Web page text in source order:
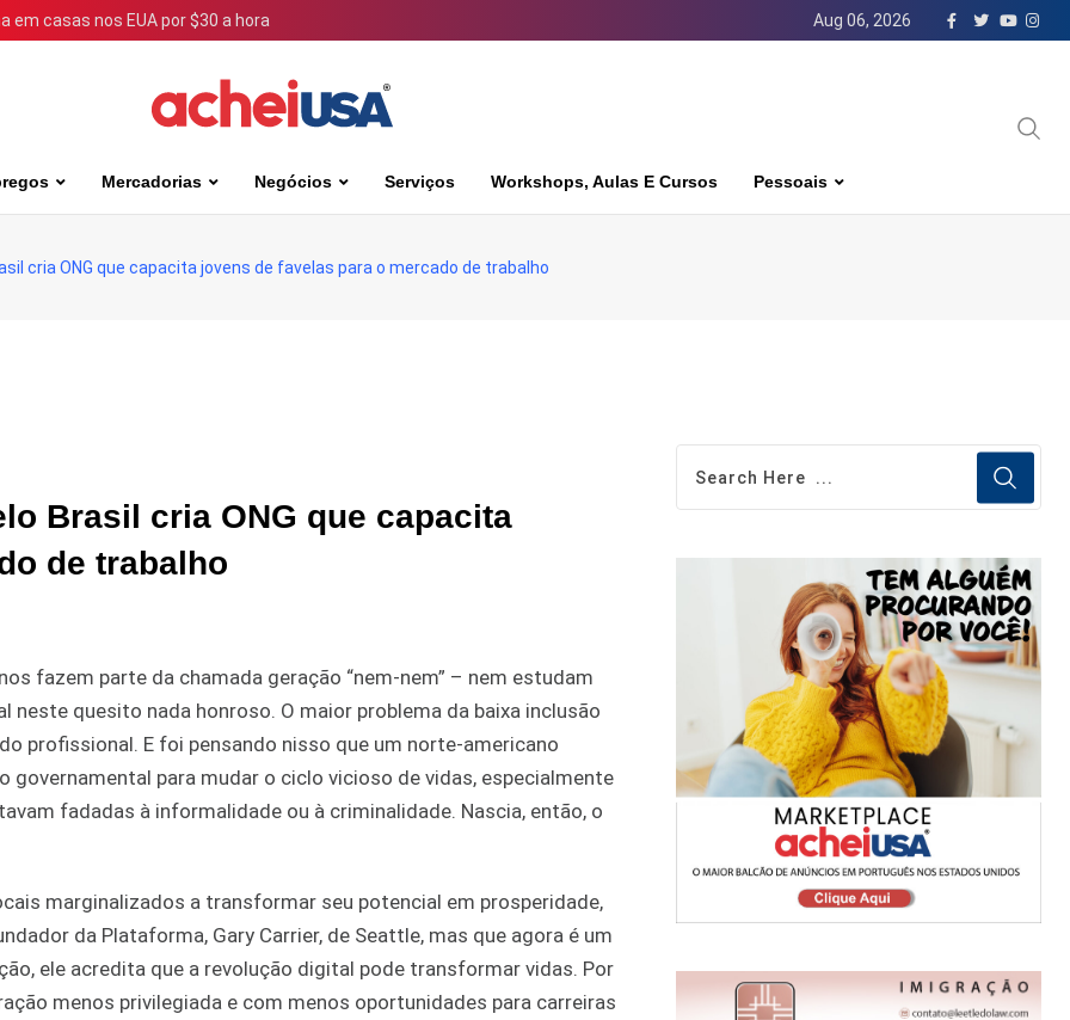
casas nos EUA por $30 a hora Aug 06, 2026
Mercadorias Negócios Serviços Workshops, Aulas E Cursos Pessoais
cria ONG que capacita jovens de favelas para o mercado de trabalho
Brasil cria ONG que capacita
de trabalho
fazem parte da chamada geração “nem-nem” – nem estudam
neste quesito nada honroso. O maior problema da baixa inclusão
profissional. E foi pensando nisso que um norte-americano
governamental para mudar o ciclo vicioso de vidas, especialmente
fadadas à informalidade ou à criminalidade. Nascia, então, o
marginalizados a transformar seu potencial em prosperidade,
da Plataforma, Gary Carrier, de Seattle, mas que agora é um
ele acredita que a revolução digital pode transformar vidas. Por
menos privilegiada e com menos oportunidades para carreiras